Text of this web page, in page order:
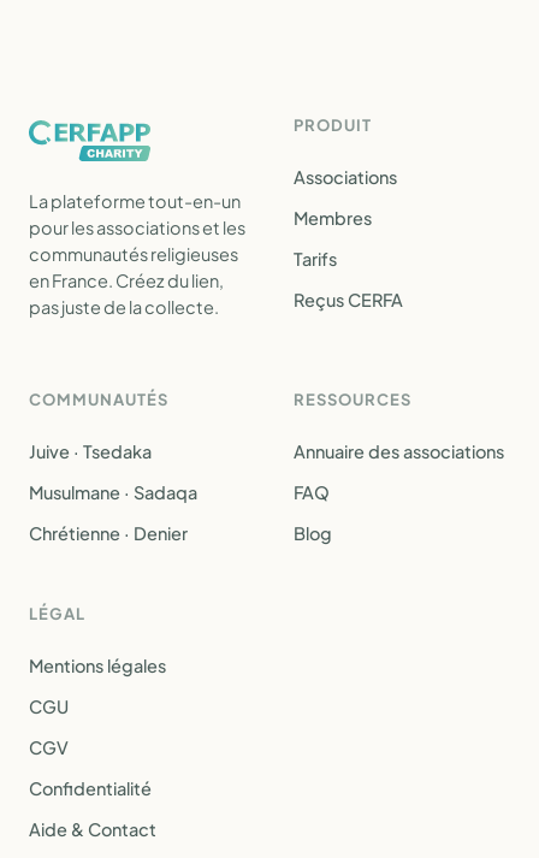
La plateforme tout-en-un
pour les associations et les
communautés religieuses
en France. Créez du lien,
pas juste de la collecte.
PRODUIT
Associations
Membres
Tarifs
Reçus CERFA
COMMUNAUTÉS
Juive · Tsedaka
Musulmane · Sadaqa
Chrétienne · Denier
RESSOURCES
Annuaire des associations
FAQ
Blog
LÉGAL
Mentions légales
CGU
CGV
Confidentialité
Aide & Contact